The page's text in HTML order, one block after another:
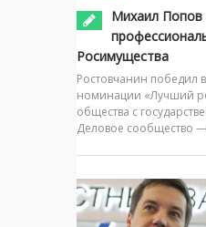
Михаил Попов
Росимущества
Ростовчанин победил
номинации «Лучший
общества с
Деловое сообщество